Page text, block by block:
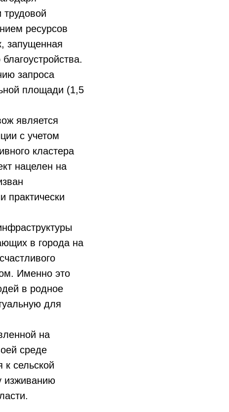
ресурсов
запущенная
запроса
площади (1,5
является
с учетом
кластера
нацелен на
практически
в города на
Именно это
в родное
для
на
среде
сельской
изживанию